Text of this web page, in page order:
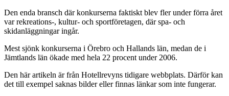
Den enda bransch där konkurserna faktiskt blev fler under förra året
var rekreations-, kultur- och sportföretagen, där spa- och
skidanläggningar ingår.
Mest sjönk konkurserna i Örebro och Hallands län, medan de i
Jämtlands län ökade med hela 22 procent under 2006.
Den här artikeln är från Hotellrevyns tidigare webbplats. Därför kan
det till exempel saknas bilder eller finnas länkar som inte fungerar.